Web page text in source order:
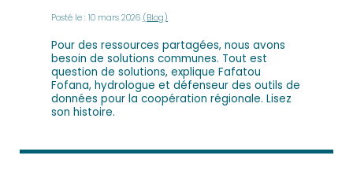
Posté le : 10 mars 2026 (Blog)
Pour des ressources partagées, nous avons
besoin de solutions communes. Tout est
question de solutions, explique Fafatou
Fofana, hydrologue et défenseur des outils de
données pour la coopération régionale. Lisez
son histoire.